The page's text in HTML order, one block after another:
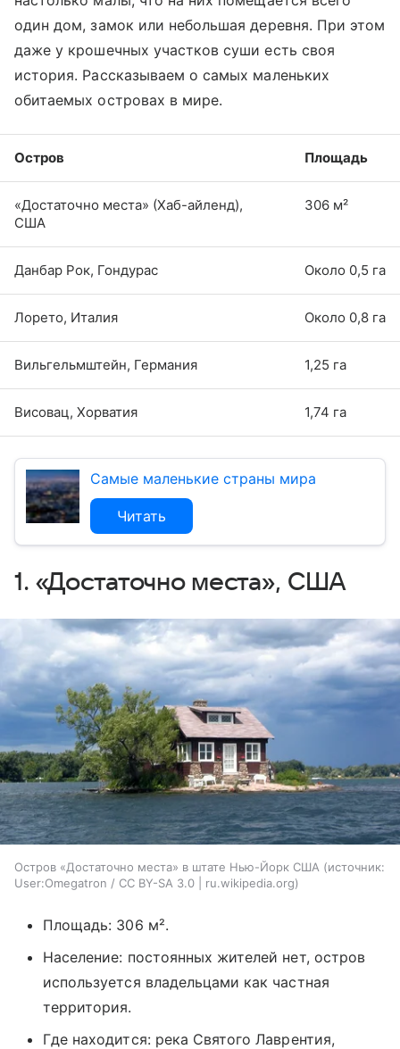
один дом, замок или небольшая деревня. При этом
даже у крошечных участков суши есть своя
история. Рассказываем о самых маленьких
обитаемых островах в мире.
Остров Площадь
«Достаточно места» (Хаб-айленд),
США
306 м²
Данбар Рок, Гондурас Около 0,5 га
Лорето, Италия Около 0,8 га
Вильгельмштейн, Германия 1,25 га
Висовац, Хорватия 1,74 га
Самые маленькие страны мира
Читать
1. «Достаточно места», США
Остров «Достаточно места» в штате Нью-Йорк США
источник:
User:Omegatron / CC BY-SA 3.0 | ru.wikipedia.org
Площадь: 306 м².
Население: постоянных жителей нет, остров
используется владельцами как частная
территория.
Где находится: река Святого Лаврентия,